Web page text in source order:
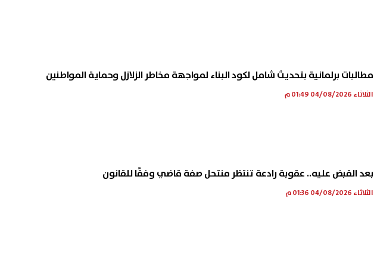
مطالبات برلمانية بتحديث شامل لكود البناء لمواجهة مخاطر الزلازل وحماية المواطنين
الثلاثاء 04/08/2026 01:49 م
بعد القبض عليه.. عقوبة رادعة تنتظر منتحل صفة قاضي وفقًا للقانون
الثلاثاء 04/08/2026 01:36 م